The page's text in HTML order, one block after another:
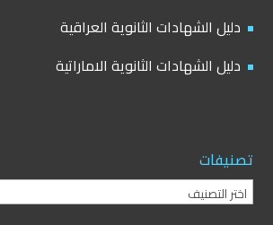
دليل الشهادات الثانوية العراقية
دليل الشهادات الثانوية الاماراتية
تصنيفات
تصنيفات